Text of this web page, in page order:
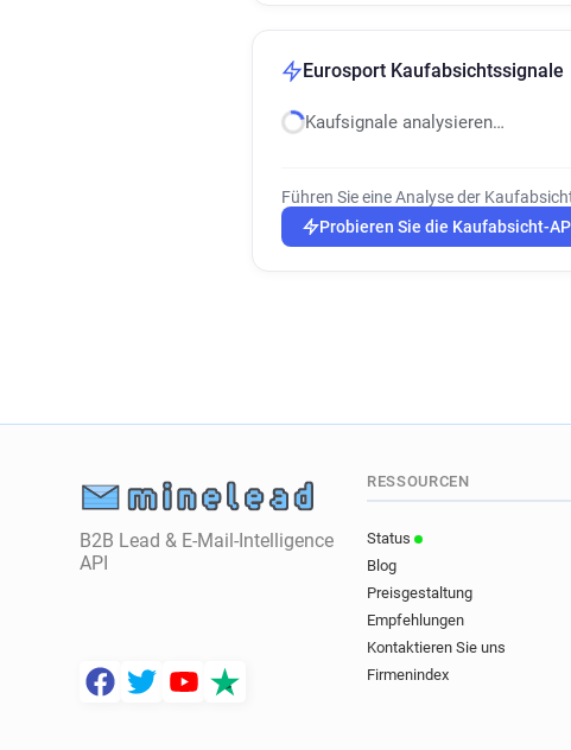
Eurosport Kaufabsichtssignale
Kaufsignale analysieren…
Führen Sie eine Analyse der
Probieren Sie die Kaufabsicht-
B2B Lead & E-Mail-Intelligence
API
RESSOURCEN
Status
Blog
Preisgestaltung
Empfehlungen
Kontaktieren Sie uns
Firmenindex